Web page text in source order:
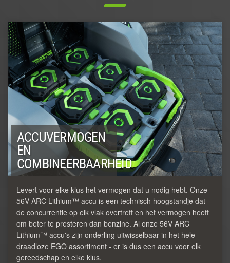
ACCUVERMOGEN
EN
COMBINEERBAARHEID
Levert voor elke klus het vermogen dat u nodig hebt. Onze
56V ARC Lithium™ accu is een technisch hoogstandje dat
de concurrentie op elk vlak overtreft en het vermogen heeft
om beter te presteren dan benzine. Al onze 56V ARC
Lithium™ accu's zijn onderling uitwisselbaar in het hele
draadloze EGO assortiment - er is dus een accu voor elk
gereedschap en elke klus.